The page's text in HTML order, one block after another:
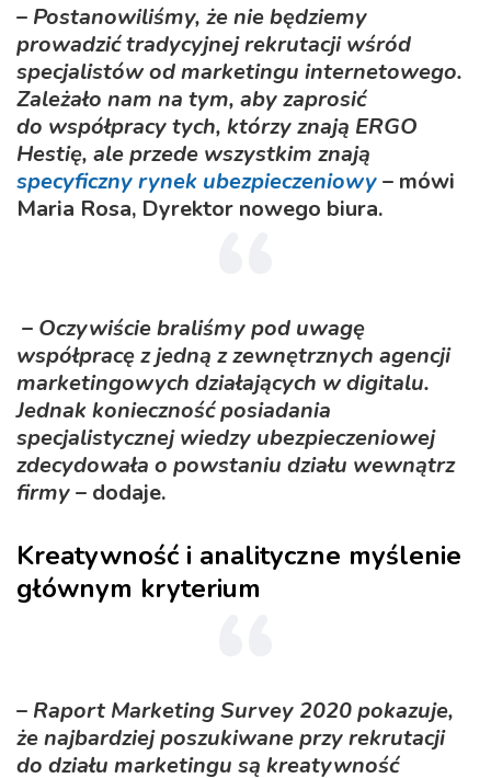
– Postanowiliśmy, że nie będziemy
prowadzić tradycyjnej rekrutacji wśród
specjalistów od marketingu internetowego.
Zależało nam na tym, aby zaprosić
do współpracy tych, którzy znają ERGO
Hestię, ale przede wszystkim znają
specyficzny rynek ubezpieczeniowy– mówi
Maria Rosa, Dyrektor nowego biura.
– Oczywiście braliśmy pod uwagę
współpracę z jedną z zewnętrznych agencji
marketingowych działających w digitalu.
Jednak konieczność posiadania
specjalistycznej wiedzy ubezpieczeniowej
zdecydowała o powstaniu działu wewnątrz
firmy– dodaje.
Kreatywność i analityczne myślenie
głównym kryterium
– Raport Marketing Survey 2020 pokazuje,
że najbardziej poszukiwane przy rekrutacji
do działu marketingu są kreatywność